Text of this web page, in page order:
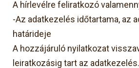
A hírlevélre feliratkozó
-Az adatkezelés időtartama, az
határideje
A hozzájáruló nyilatkozat
leiratkozásig tart az adatkezelés.